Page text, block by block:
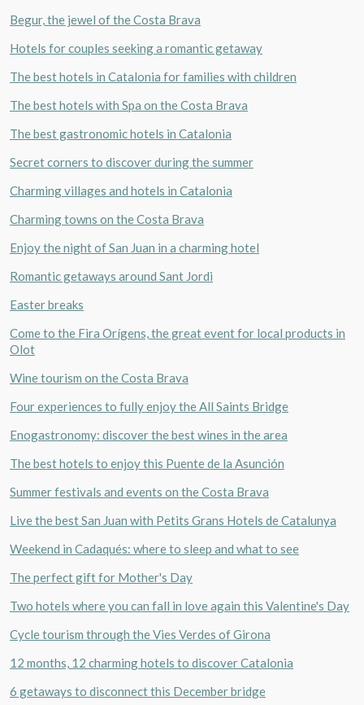
Begur, the jewel of the Costa Brava
Hotels for couples seeking a romantic getaway
The best hotels in Catalonia for families with children
The best hotels with Spa on the Costa Brava
The best gastronomic hotels in Catalonia
Secret corners to discover during the summer
Charming villages and hotels in Catalonia
Charming towns on the Costa Brava
Enjoy the night of San Juan in a charming hotel
Romantic getaways around Sant Jordi
Easter breaks
Come to the Fira Orígens, the great event for local products in
Olot
Wine tourism on the Costa Brava
Four experiences to fully enjoy the All Saints Bridge
Enogastronomy: discover the best wines in the area
The best hotels to enjoy this Puente de la Asunción
Summer festivals and events on the Costa Brava
Live the best San Juan with Petits Grans Hotels de Catalunya
Weekend in Cadaqués: where to sleep and what to see
The perfect gift for Mother's Day
Two hotels where you can fall in love again this Valentine's Day
Cycle tourism through the Vies Verdes of Girona
12 months, 12 charming hotels to discover Catalonia
6 getaways to disconnect this December bridge